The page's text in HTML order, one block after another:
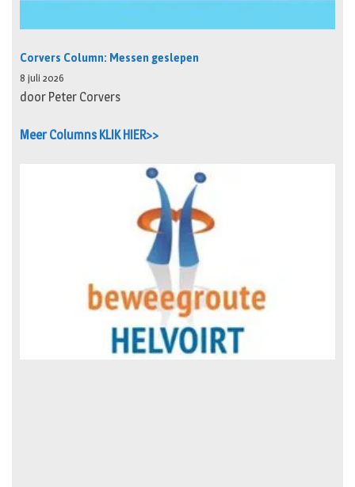
Corvers Column: Messen geslepen
8 juli 2026
door Peter Corvers
Meer Columns KLIK HIER>>